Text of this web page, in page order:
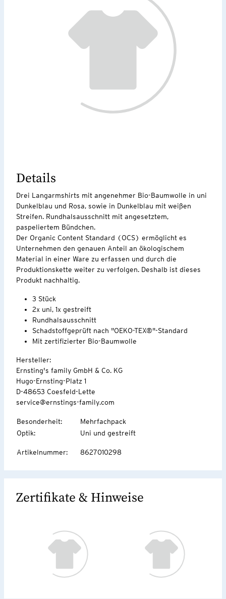
Details
Drei Langarmshirts mit angenehmer Bio-Baumwolle in uni
Dunkelblau und Rosa, sowie in Dunkelblau mit weißen
Streifen. Rundhalsausschnitt mit angesetztem,
paspeliertem Bündchen.
Der Organic Content Standard (OCS) ermöglicht es
Unternehmen den genauen Anteil an ökologischem
Material in einer Ware zu erfassen und durch die
Produktionskette weiter zu verfolgen. Deshalb ist dieses
Produkt nachhaltig.
3 Stück
2x uni, 1x gestreift
Rundhalsausschnitt
Schadstoffgeprüft nach "OEKO-TEX®"-Standard
Mit zertifizierter Bio-Baumwolle
Hersteller:
Ernsting's family GmbH & Co. KG
Hugo-Ernsting-Platz 1
D-48653 Coesfeld-Lette
service@ernstings-family.com
Besonderheit:
Mehrfachpack
Optik: Uni und gestreift
Artikelnummer: 8627010298
Zertifikate & Hinweise